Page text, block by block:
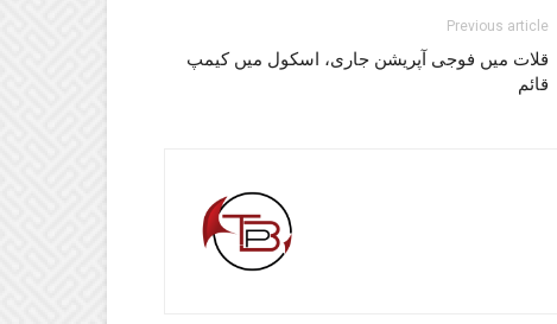
Previous article
قلات میں فوجی آپریشن جاری، اسکول میں کیمپ
قائم